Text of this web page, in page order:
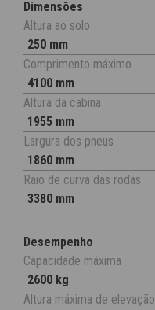
Dimensões
Altura ao solo
250 mm
Comprimento máximo
4100 mm
Altura da cabina
1955 mm
Largura dos pneus
1860 mm
Raio de curva das rodas
3380 mm
Desempenho
Capacidade máxima
2600 kg
Altura máxima de elevação